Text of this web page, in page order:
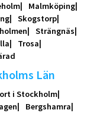
Malmköping
Skogstorp
Strängnäs
Trosa
Län
i Stockholm
Bergshamra